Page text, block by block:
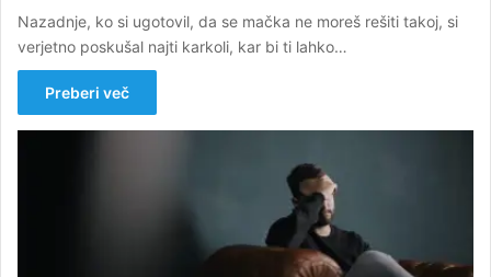
Nazadnje, ko si ugotovil, da se mačka ne moreš rešiti takoj, si
verjetno poskušal najti karkoli, kar bi ti lahko…
Preberi več